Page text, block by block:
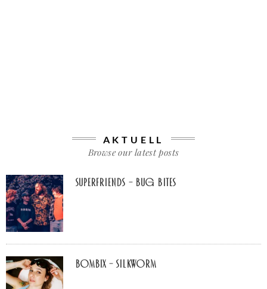
AKTUELL
Browse our latest posts
Superfriends – Bug Bites
Bombix – Silkworm